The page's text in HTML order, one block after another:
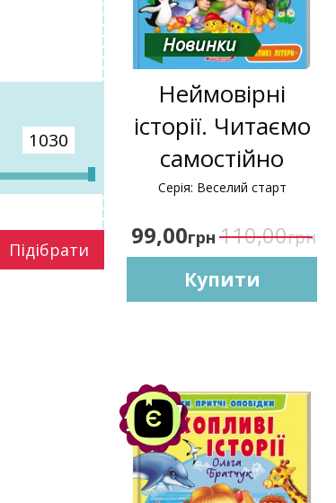
Підібрати
Новинки
Неймовірні
історії. Читаємо
самостійно
Серія: Веселий старт
99,00грн 110,00грн
Купити
Акція
-10%